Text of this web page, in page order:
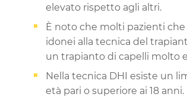
elevato rispetto agli altri.
È noto che molti pazienti
idonei alla tecnica del
un trapianto di capelli molto
Nella tecnica DHI esiste un
età pari o superiore ai 18 anni.